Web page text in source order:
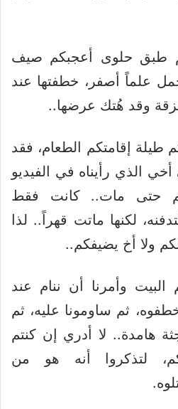
طبق حلوى أعجبكم صيف
تحمل علماً أصفر، خطفتها عند
وقد هُتك عرضها..
طيلة إقامتكم الطعام، فقد
الذي رأيناه في الفيديو
حتى مات.. كانت فقط
لكنها ماتت قهراً.. لذا
ولا أخ يضيفكم..
وأمرنا أن ننام عند
ثم ساومونا عليه، ثم
هامدة.. لا أدري إن كنتم
لتذكروا أنه هو من